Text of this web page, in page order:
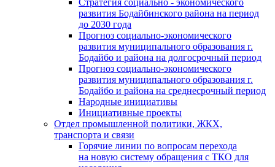
Стратегия социально - экономического
развития Бодайбинского района на период
до 2030 года
Прогноз социально-экономического
развития муниципального образования г.
Бодайбо и района на долгосрочный период
Прогноз социально-экономического
развития муниципального образования г.
Бодайбо и района на среднесрочный период
Народные инициативы
Инициативные проекты
Отдел промышленной политики, ЖКХ,
транспорта и связи
Горячие линии по вопросам перехода
на новую систему обращения с ТКО для